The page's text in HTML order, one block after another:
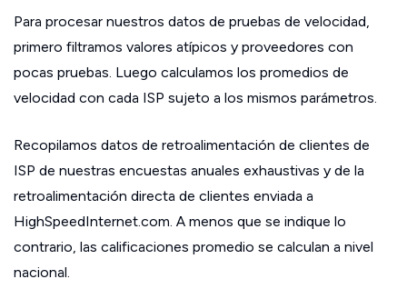
Para procesar nuestros datos de pruebas de velocidad,
primero filtramos valores atípicos y proveedores con
pocas pruebas. Luego calculamos los promedios de
velocidad con cada ISP sujeto a los mismos parámetros.
Recopilamos datos de retroalimentación de clientes de
ISP de nuestras encuestas anuales exhaustivas y de la
retroalimentación directa de clientes enviada a
HighSpeedInternet.com. A menos que se indique lo
contrario, las calificaciones promedio se calculan a nivel
nacional.